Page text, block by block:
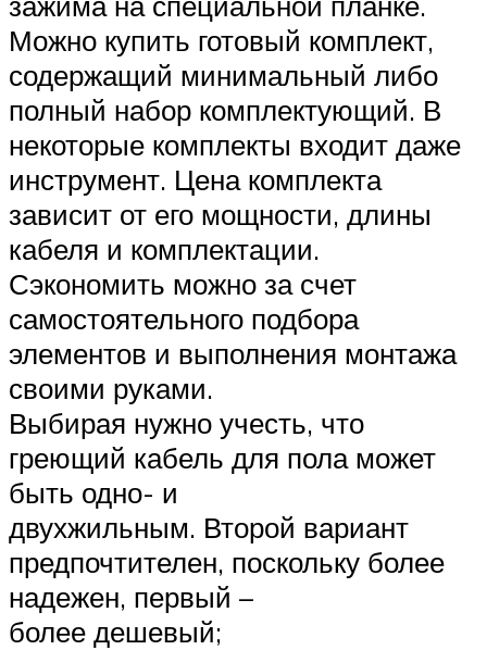
Можно купить готовый комплект,
содержащий минимальный либо
полный набор комплектующий. В
некоторые комплекты входит даже
инструмент. Цена комплекта
зависит от его мощности, длины
кабеля и комплектации.
Сэкономить можно за счет
самостоятельного подбора
элементов и выполнения монтажа
своими руками.
Выбирая нужно учесть, что
греющий кабель для пола может
быть одно- и
двухжильным. Второй вариант
предпочтителен, поскольку более
надежен, первый –
более дешевый;